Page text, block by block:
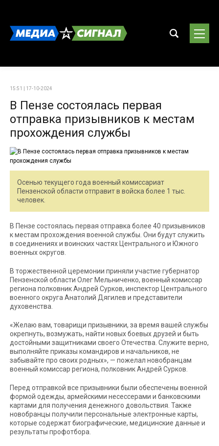
15:51 | 17-10-2024
В Пензе состоялась первая
отправка призывников к местам
прохождения службы
Осенью текущего года военный комиссариат
Пензенской области отправит в войска более 1 тыс.
человек.
В Пензе состоялась первая отправка более 40 призывников
к местам прохождения военной службы. Они будут служить
в соединениях и воинских частях Центрального и Южного
военных округов.
В торжественной церемонии приняли участие губернатор
Пензенской области Олег Мельниченко, военный комиссар
региона полковник Андрей Сурков, инспектор Центрального
военного округа Анатолий Дягилев и представители
духовенства.
«Желаю вам, товарищи призывники, за время вашей службы
окрепнуть, возмужать, найти новых боевых друзей и быть
достойными защитниками своего Отечества. Служите верно,
выполняйте приказы командиров и начальников, не
забывайте про своих родных», — пожелал новобранцам
военный комиссар региона, полковник Андрей Сурков.
Перед отправкой все призывники были обеспечены военной
формой одежды, армейскими несессерами и банковскими
картами для получения денежного довольствия. Также
новобранцы получили персональные электронные карты,
которые содержат биографические, медицинские данные и
результаты профотбора.